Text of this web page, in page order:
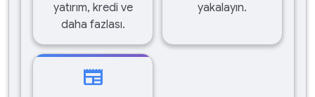
yatırım, kredi ve
daha fazlası.
yakalayın.
newspaper